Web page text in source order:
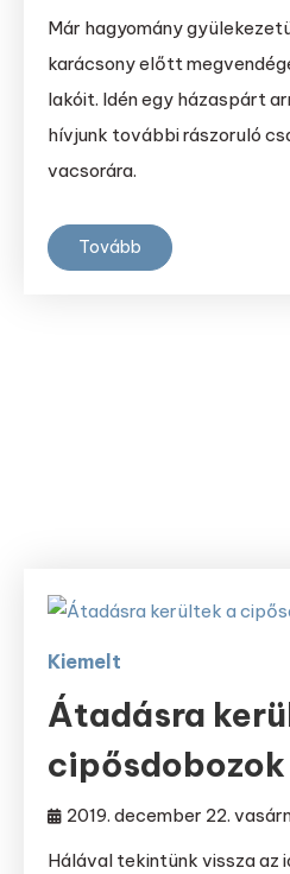
Már hagyomány
karácsony előtt
lakóit. Idén egy házaspárt
hívjunk további rászoruló
vacsorára.
Tovább
Kiemelt
Átadásra
cipősdobozok
2019. december 22.
Hálával tekintünk vissza az